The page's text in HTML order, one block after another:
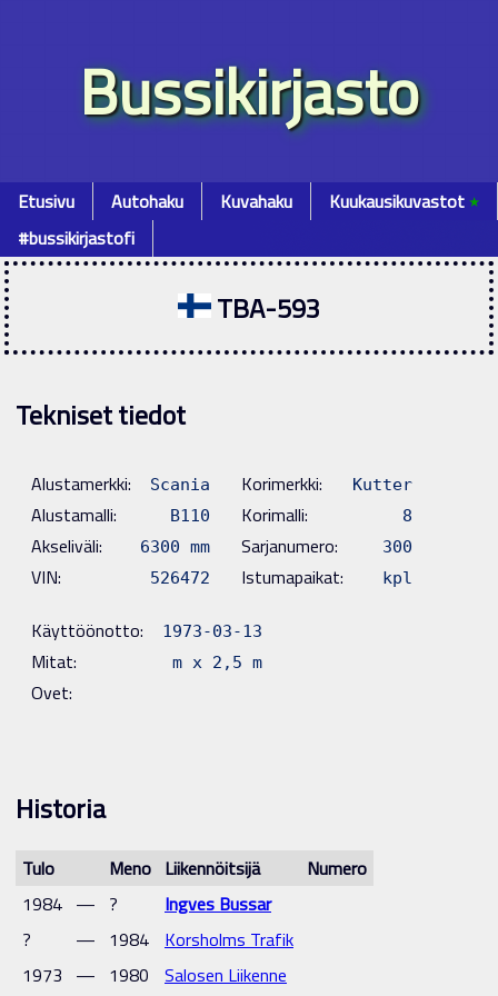
Bussikirjasto
Etusivu Autohaku Kuvahaku Kuukausikuvastot٭
#bussikirjastofi
TBA-593
Tekniset tiedot
Alustamerkki: Scania
Alustamalli: B110
Akseliväli: 6300 mm
VIN: 526472
Korimerkki: Kutter
Korimalli: 8
Sarjanumero: 300
Istumapaikat: kpl
Käyttöönotto: 1973-03-13
Mitat: m x 2,5 m
Ovet:
Historia
Tulo Meno Liikennöitsijä
Numero
1984 — ?
Ingves Bussar
?
— 1984
Korsholms Trafik
1973 — 1980 Salosen Liikenne